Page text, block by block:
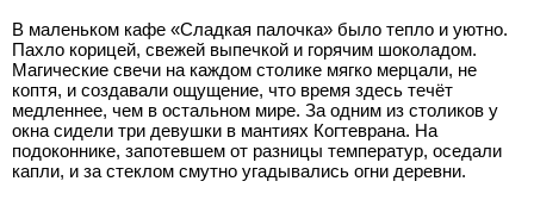
В маленьком кафе «Сладкая палочка» было тепло и уютно.
Пахло корицей, свежей выпечкой и горячим шоколадом.
Магические свечи на каждом столике мягко мерцали, не
коптя, и создавали ощущение, что время здесь течёт
медленнее, чем в остальном мире. За одним из столиков у
окна сидели три девушки в мантиях Когтеврана. На
подоконнике, запотевшем от разницы температур, оседали
капли, и за стеклом смутно угадывались огни деревни.